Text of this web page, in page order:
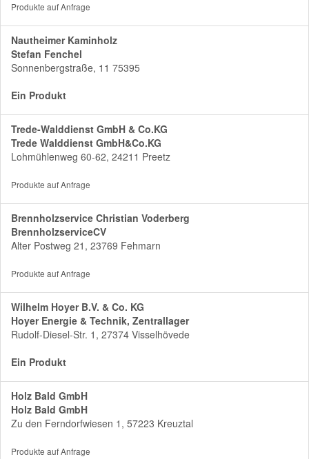
Produkte auf Anfrage
Nautheimer Kaminholz
Stefan Fenchel
Sonnenbergstraße, 11 75395
Ein Produkt
Trede-Walddienst GmbH & Co.KG
Trede Walddienst GmbH&Co.KG
Lohmühlenweg 60-62, 24211 Preetz
Produkte auf Anfrage
Brennholzservice Christian Voderberg
BrennholzserviceCV
Alter Postweg 21, 23769 Fehmarn
Produkte auf Anfrage
Wilhelm Hoyer B.V. & Co. KG
Hoyer Energie & Technik, Zentrallager
Rudolf-Diesel-Str. 1, 27374 Visselhövede
Ein Produkt
Holz Bald GmbH
Holz Bald GmbH
Zu den Ferndorfwiesen 1, 57223 Kreuztal
Produkte auf Anfrage